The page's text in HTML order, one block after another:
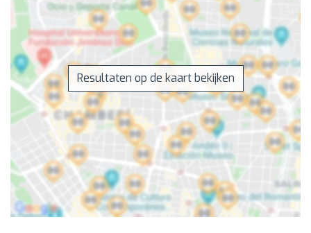
Resultaten op de kaart bekijken